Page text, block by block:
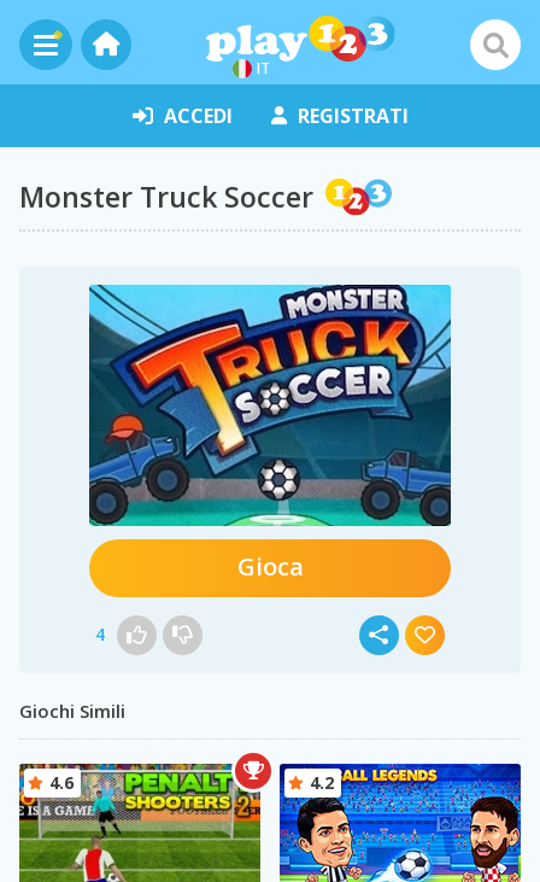
IT
ACCEDI REGISTRATI
Monster Truck Soccer
Gioca
4
Giochi Simili
4.6 4.2